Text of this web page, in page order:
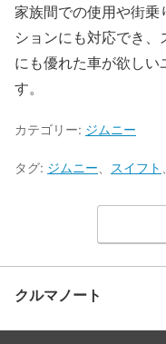
家族間での使用や街乗
ションにも対応でき
にも優れた車が欲し
す。
カテゴリー: ジムニー
タグ: ジムニー スイフト
クルマノート